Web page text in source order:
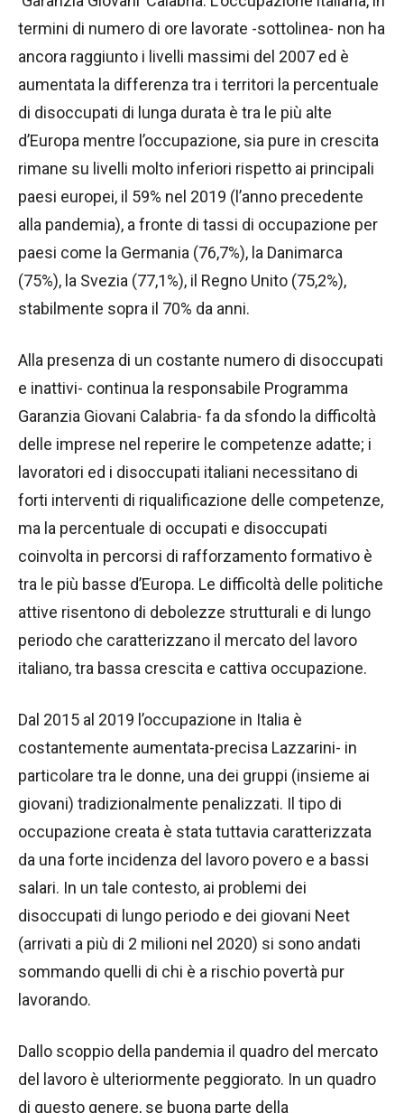
termini di numero di ore lavorate -sottolinea- non ha
ancora raggiunto i livelli massimi del 2007 ed è
aumentata la differenza tra i territori la percentuale
di disoccupati di lunga durata è tra le più alte
d’Europa mentre l’occupazione, sia pure in crescita
rimane su livelli molto inferiori rispetto ai principali
paesi europei, il 59% nel 2019 (l’anno precedente
alla pandemia), a fronte di tassi di occupazione per
paesi come la Germania (76,7%), la Danimarca
(75%), la Svezia (77,1%), il Regno Unito (75,2%),
stabilmente sopra il 70% da anni.
Alla presenza di un costante numero di disoccupati
e inattivi- continua la responsabile Programma
Garanzia Giovani Calabria- fa da sfondo la difficoltà
delle imprese nel reperire le competenze adatte; i
lavoratori ed i disoccupati italiani necessitano di
forti interventi di riqualificazione delle competenze,
ma la percentuale di occupati e disoccupati
coinvolta in percorsi di rafforzamento formativo è
tra le più basse d’Europa. Le difficoltà delle politiche
attive risentono di debolezze strutturali e di lungo
periodo che caratterizzano il mercato del lavoro
italiano, tra bassa crescita e cattiva occupazione.
Dal 2015 al 2019 l’occupazione in Italia è
costantemente aumentata-precisa Lazzarini- in
particolare tra le donne, una dei gruppi (insieme ai
giovani) tradizionalmente penalizzati. Il tipo di
occupazione creata è stata tuttavia caratterizzata
da una forte incidenza del lavoro povero e a bassi
salari. In un tale contesto, ai problemi dei
disoccupati di lungo periodo e dei giovani Neet
(arrivati a più di 2 milioni nel 2020) si sono andati
sommando quelli di chi è a rischio povertà pur
lavorando.
Dallo scoppio della pandemia il quadro del mercato
del lavoro è ulteriormente peggiorato. In un quadro
di questo genere, se buona parte della